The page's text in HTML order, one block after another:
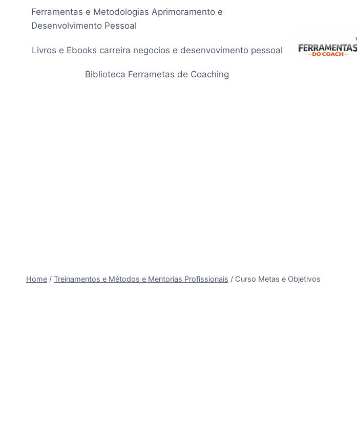
Conteúdo
Ferramentas e Metodologias Aprimoramento e
Desenvolvimento Pessoal
Livros e Ebooks carreira negocios e desenvovimento pessoal
Biblioteca Ferrametas de Coaching
Home / Treinamentos e Métodos e Mentorias Profissionais / Curso Metas e Objetivos